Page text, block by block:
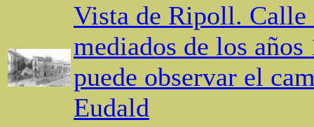
Vista de Ripoll. Calle
mediados de los
puede observar el
Eudald